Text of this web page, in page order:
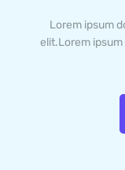
Lorem ipsum
elit.Lorem